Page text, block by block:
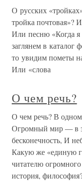
О русских
тройка почтовая»?
Или песню «Когда
заглянем в каталог
то увидим пометы
Или «слова
О чем речь?
О чем речь? В
Огромный мир — в
бесконечность, И
Какую же «единую
читателю
история,